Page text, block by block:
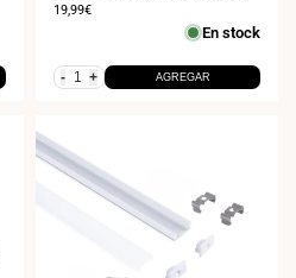
Precio
19,99€
En stock
- + AGREGAR